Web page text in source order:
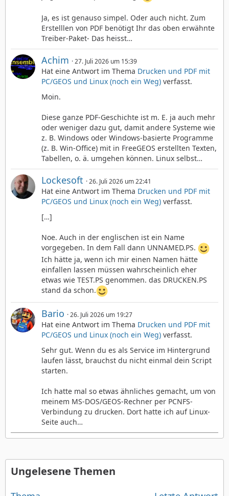
Ja, es ist genauso simpel. Oder auch nicht. Zum
Erstelllen von PDF benötigt Ihr das oben erwähnte
Treiber-Paket- Das heisst…
Achim 27. Juli 2026 um 15:39
Hat eine Antwort im Thema Drucken und PDF mit
PC/GEOS und Linux (noch ein Weg) verfasst.
Moin.
Diese ganze PDF-Geschichte ist m. E. ja auch mehr
oder weniger dazu gut, damit andere Systeme wie
z. B. Windows oder Windows-basierte Programme
(z. B. Win-Office) mit in FreeGEOS erstellten Texten,
Tabellen, o. ä. umgehen können. Linux selbst…
Lockesoft 26. Juli 2026 um 22:41
Hat eine Antwort im Thema Drucken und PDF mit
PC/GEOS und Linux (noch ein Weg) verfasst.
[…]
Noe. Auch in der englischen ist ein Name
vorgegeben. In dem Fall dann UNNAMED.PS.
Ich hätte ja, wenn ich mir einen Namen hätte
einfallen lassen müssen wahrscheinlich eher
etwas wie TEST.PS genommen. das DRUCKEN.PS
stand da schon.
Bario 26. Juli 2026 um 19:27
Hat eine Antwort im Thema Drucken und PDF mit
PC/GEOS und Linux (noch ein Weg) verfasst.
Sehr gut. Wenn du es als Service im Hintergrund
laufen lässt, brauchst du nicht einmal dein Script
starten.
Ich hatte mal so etwas ähnliches gemacht, um von
meinem MS-DOS/GEOS-Rechner per PCNFS-
Verbindung zu drucken. Dort hatte ich auf Linux-
Seite auch…
Ungelesene Themen